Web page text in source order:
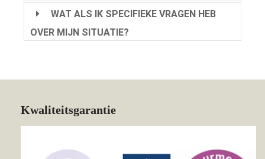
WAT ALS IK SPECIFIEKE VRAGEN HEB
OVER MIJN SITUATIE?
Kwaliteitsgarantie